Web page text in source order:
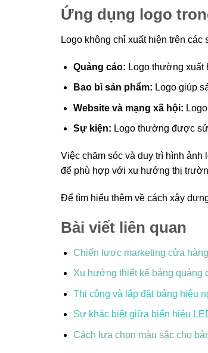
Ứng dụng logo
Logo không chỉ xuất hiện trên
Quảng cáo: Logo thường xuất
Bao bì sản phẩm: Logo giúp
Website và mạng xã hội:
Sự kiện: Logo thường được
Việc chăm sóc và duy trì hình
để phù hợp với xu hướng thị
Để tìm hiểu thêm về cách xây
Bài viết liên quan
Chiến lược marketing cửa
Xu hướng thiết kế bảng quảng
Thi công và lắp đặt bảng hiệu
Sự khác biệt giữa biển hiệu
Cách lựa chọn màu sắc cho